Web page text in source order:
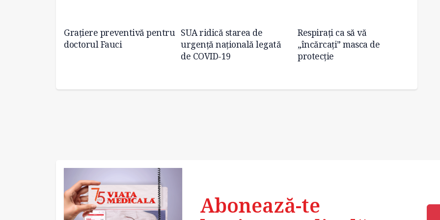
Grațiere preventivă pentru
doctorul Fauci
SUA ridică starea de
urgenţă naţională legată
de COVID-19
Respiraţi ca să vă
„încărcaţi” masca de
protecţie
Abonează-te